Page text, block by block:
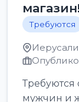
магазин!
Требуются
мужчин и